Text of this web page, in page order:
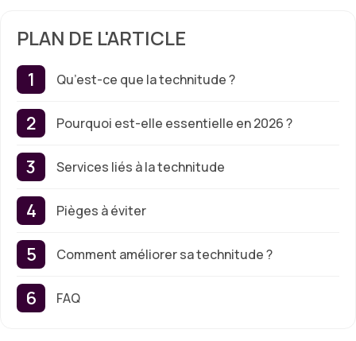
PLAN DE L'ARTICLE
Qu’est-ce que la technitude ?
Pourquoi est-elle essentielle en 2026 ?
Services liés à la technitude
Pièges à éviter
Comment améliorer sa technitude ?
FAQ